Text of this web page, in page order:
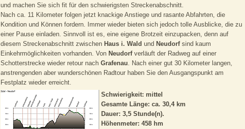
und machen Sie sich fit für den schwierigsten Streckenabschnitt.
Nach ca. 11 Kilometer folgen jetzt knackige Anstiege und rasante Abfahrten, die
Kondition und Können fordern. Immer wieder bieten sich jedoch tolle Ausblicke, die zu
einer Pause einladen. Sinnvoll ist es, eine eigene Brotzeit einzupacken, denn auf
diesem Streckenabschnitt zwischen Haus i. Wald und Neudorf sind kaum
Einkehrmöglichkeiten vorhanden. Von Neudorf verläuft der Radweg auf einer
Schotterstrecke wieder retour nach Grafenau. Nach einer gut 30 Kilometer langen,
anstrengenden aber wunderschönen Radtour haben Sie den Ausgangspunkt am
Festplatz wieder erreicht.
Schwierigkeit: mittel
Gesamte Länge: ca. 30,4 km
Dauer: 3,5 Stunde(n).
Höhenmeter: 458 hm